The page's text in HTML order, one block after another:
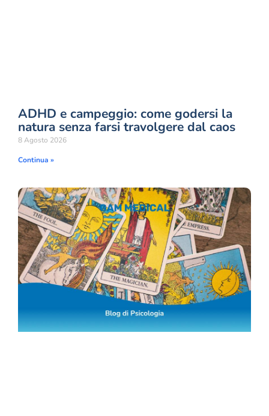
ADHD e campeggio: come godersi la
natura senza farsi travolgere dal caos
8 Agosto 2026
Continua »